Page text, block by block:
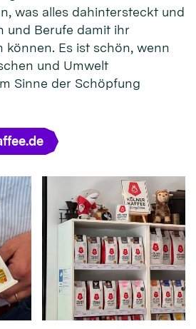
was alles dahintersteckt und
und Berufe damit ihr
können. Es ist schön, wenn
und Umwelt
Sinne der Schöpfung